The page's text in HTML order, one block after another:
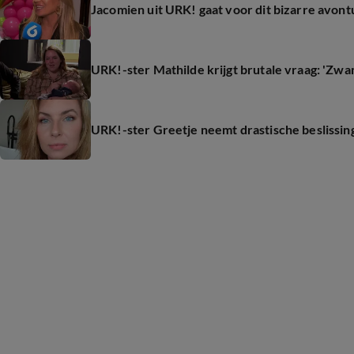
Jacomien uit URK! gaat voor dit bizarre
URK!-ster Mathilde krijgt brutale vraag:
URK!-ster Greetje neemt drastische